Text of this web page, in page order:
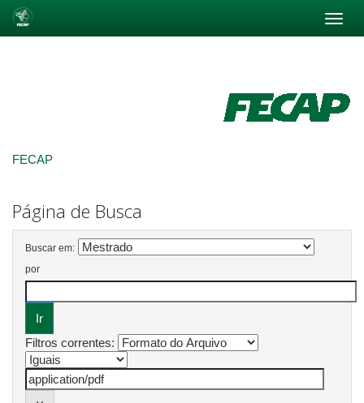
FECAP
Página de Busca
Buscar em:
por
Filtros correntes: